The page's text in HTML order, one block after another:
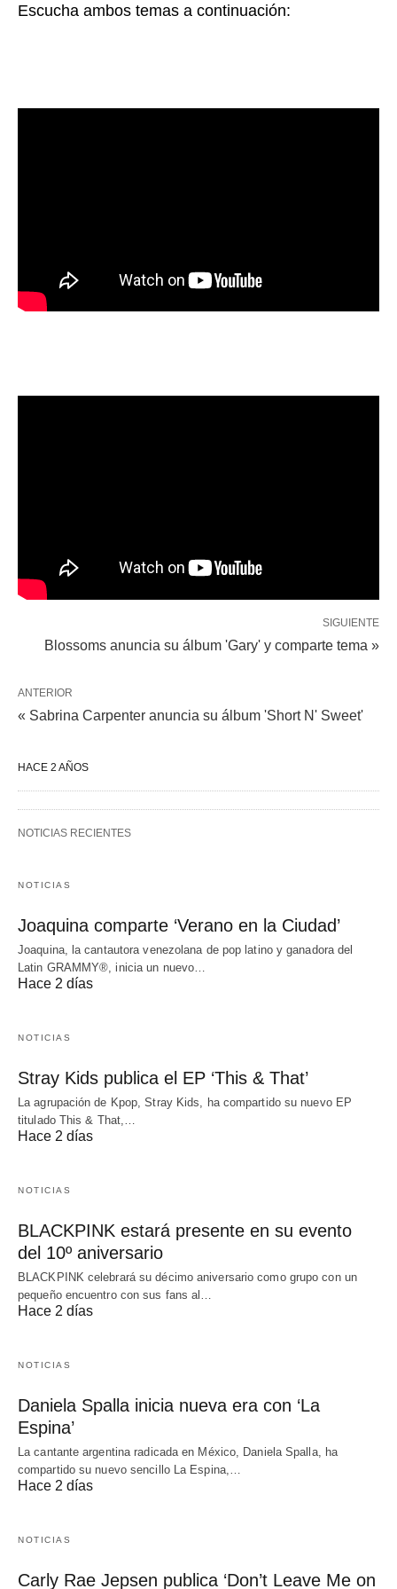
Escucha ambos temas a continuación:
SIGUIENTE
Blossoms anuncia su álbum 'Gary' y comparte tema »
ANTERIOR
« Sabrina Carpenter anuncia su álbum 'Short N' Sweet'
HACE 2 AÑOS
NOTICIAS RECIENTES
NOTICIAS
Joaquina comparte ‘Verano en la Ciudad’
Joaquina, la cantautora venezolana de pop latino y ganadora del
Latin GRAMMY®, inicia un nuevo…
Hace 2 días
NOTICIAS
Stray Kids publica el EP ‘This & That’
La agrupación de Kpop, Stray Kids, ha compartido su nuevo EP
titulado This & That,…
Hace 2 días
NOTICIAS
BLACKPINK estará presente en su evento
del 10º aniversario
BLACKPINK celebrará su décimo aniversario como grupo con un
pequeño encuentro con sus fans al…
Hace 2 días
NOTICIAS
Daniela Spalla inicia nueva era con ‘La
Espina’
La cantante argentina radicada en México, Daniela Spalla, ha
compartido su nuevo sencillo La Espina,…
Hace 2 días
NOTICIAS
Carly Rae Jepsen publica ‘Don’t Leave Me on